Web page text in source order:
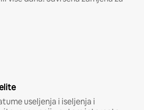
useljenja i iseljenja i